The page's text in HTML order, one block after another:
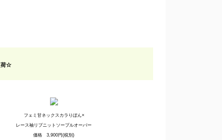
荷☆
フェミ甘ネックスカラりぼん×
レース袖リブニットソープルオーバー
価格 3,900円(税別)